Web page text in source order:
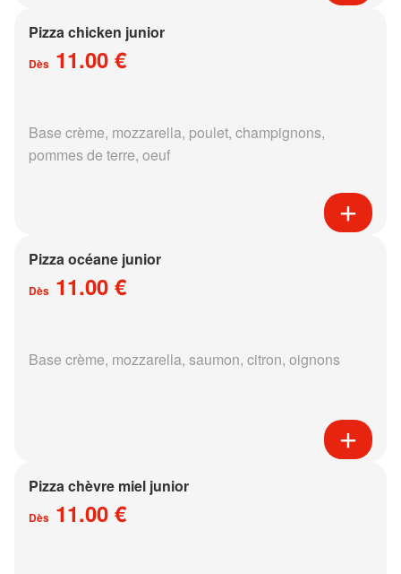
Pizza chicken junior
Dès 11.00 €
Base crème, mozzarella, poulet, champignons,
pommes de terre, oeuf
Pizza océane junior
Dès 11.00 €
Base crème, mozzarella, saumon, citron, oignons
Pizza chèvre miel junior
Dès 11.00 €